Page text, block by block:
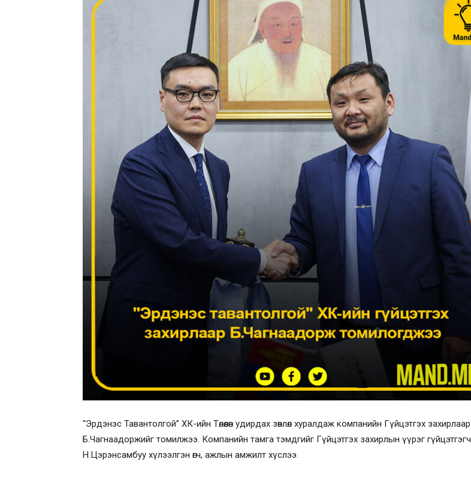
“Эрдэнэс Тавантолгой” ХК-ийн Төлөөлөн удирдах зөвлөл хуралдаж компанийн Гүйцэтгэх захирлаар
Б.Чагнаадоржийг томилжээ. Компанийн тамга тэмдгийг Гүйцэтгэх захирлын үүрэг гүйцэтгэгч
Н.Цэрэнсамбуу хүлээлгэн өгч, ажлын амжилт хүслээ.